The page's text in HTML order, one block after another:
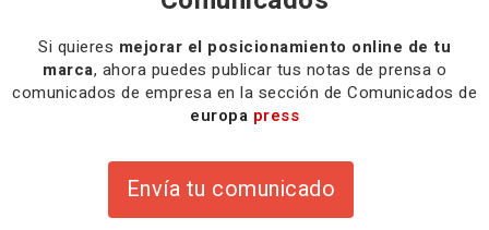
Si quieres mejorar el posicionamiento online de tu
marca, ahora puedes publicar tus notas de prensa o
comunicados de empresa en la sección de Comunicados de
europa press
Envía tu comunicado